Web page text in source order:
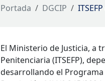
Portada DGCIP
El Ministerio de Justicia, a
Penitenciaria (ITSEFP),
desarrollando el